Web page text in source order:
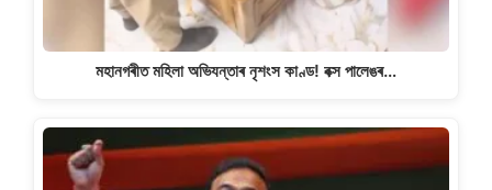
মহানগৰীত মহিলা অভিযন্তাৰ নৃশংস কাণ্ড! বক্স পালেঙৰ…